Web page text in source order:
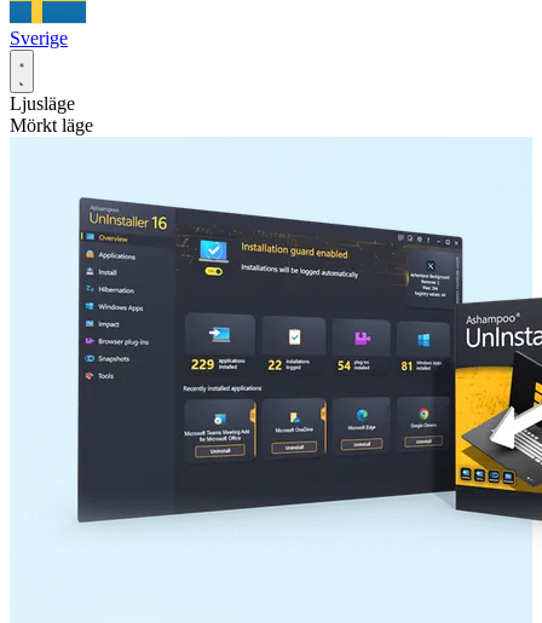
Sverige
Ljusläge
Mörkt läge